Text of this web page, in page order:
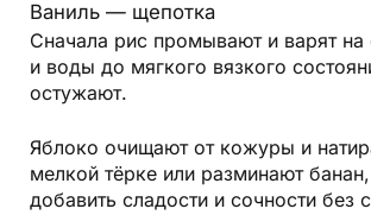
Ваниль — щепотка
Сначала рис промывают и варят
и воды до мягкого вязкого
остужают.
Яблоко очищают от кожуры и
мелкой тёрке или разминают
добавить сладости и сочности без